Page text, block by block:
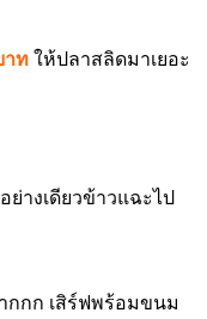
าท ให้ปลาสลิดมาเยอะ
ย่างเดียวข้าวแฉะไป
กก เสิร์ฟพร้อมขนม